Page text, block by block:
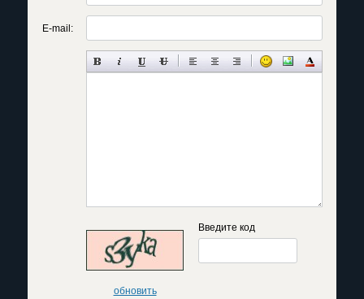
E-mail:
обновить
Введите код